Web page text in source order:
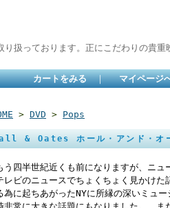
扱っております。正にこだわりの貴重
カートをみる ｜ マイページ
> DVD > Pops
& Oates ホール・アンド・
う四半世紀近くも前になりますが、ニ
レビのニュースでちょくちょく見かけ
為に起ちあがったNYに所縁の深いミュ